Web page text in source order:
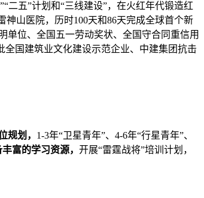
二五”计划和“三线建设”，在火红年代锻造红
山医院，历时100天和86天完成全球首个新
单位、全国五一劳动奖状、全国守合同重信用
国建筑业文化建设示范企业、中建集团抗击
规划， 1-3年“卫星青年”、4-6年“行星青年”、
富的学习资源， 开展“雷霆战将”培训计划，